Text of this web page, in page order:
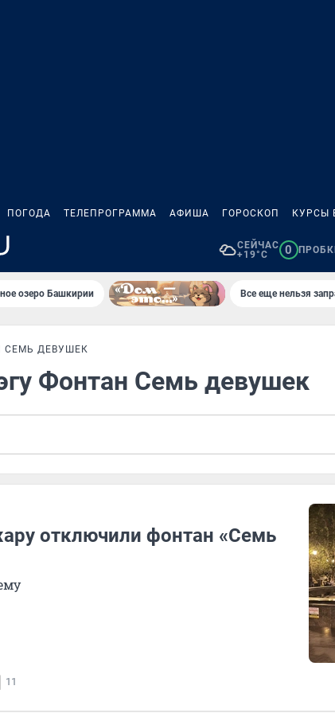
ПОГОДА ТЕЛЕПРОГРАММА АФИША ГОРОСКОП КУРСЫ
СЕЙЧАС
+19°C
0
озеро Башкирии Все еще нельзя
СЕМЬ ДЕВУШЕК
Фонтан Семь девушек
отключили фонтан «Семь
11